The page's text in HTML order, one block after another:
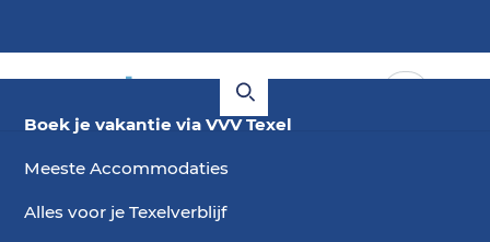
Boek je vakantie via VVV Texel
Meeste Accommodaties
Alles voor je Texelverblijf